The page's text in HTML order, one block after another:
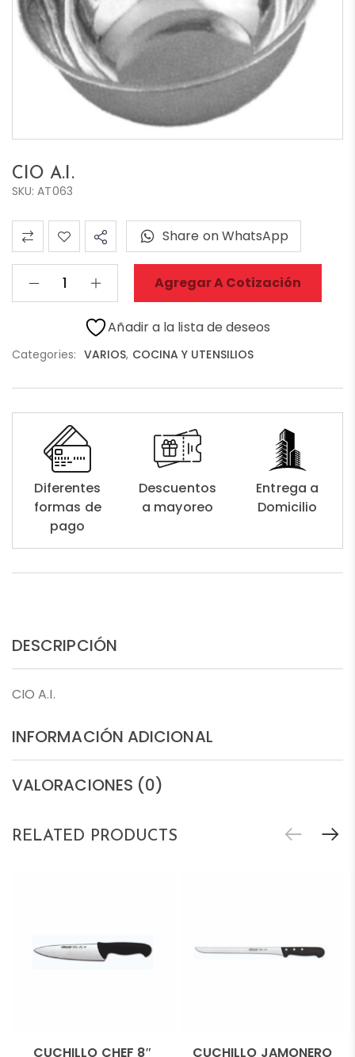
CIO A.I.
SKU: AT063
Agregar A Cotización
Share on WhatsApp
Añadir a la lista de deseos
Categories: VARIOS, COCINA Y UTENSILIOS
Diferentes
formas de
pago
Descuentos
a mayoreo
Entrega a
Domicilio
DESCRIPCIÓN
CIO A.I.
INFORMACIÓN ADICIONAL
VALORACIONES (0)
RELATED PRODUCTS
CUCHILLO CHEF 8″
CUCHILLO JAMONERO